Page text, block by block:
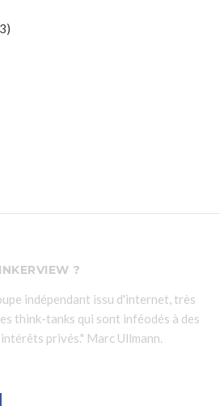
?
indépendant issu d'internet, très
think-tanks qui sont inféodés à des
privés." Marc Ullmann.